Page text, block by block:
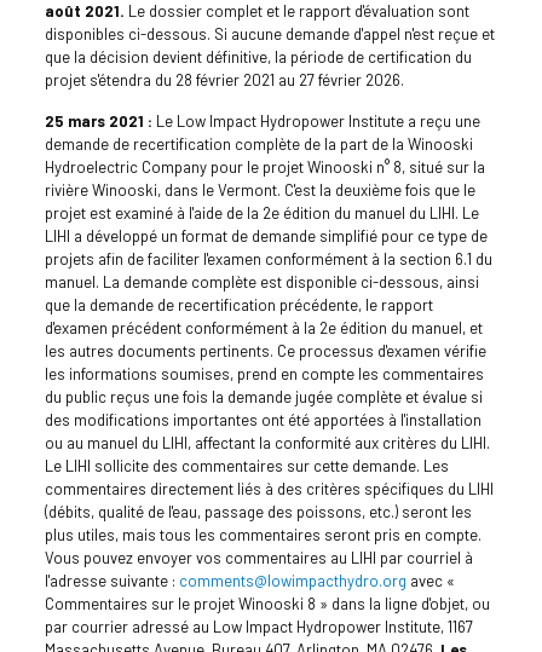
août 2021. Le dossier complet et le rapport d'évaluation sont
disponibles ci-dessous. Si aucune demande d'appel n'est reçue et
que la décision devient définitive, la période de certification du
projet s'étendra du 28 février 2021 au 27 février 2026.
25 mars 2021 : Le Low Impact Hydropower Institute a reçu une
demande de recertification complète de la part de la Winooski
Hydroelectric Company pour le projet Winooski n° 8, situé sur la
rivière Winooski, dans le Vermont. C'est la deuxième fois que le
projet est examiné à l'aide de la 2e édition du manuel du LIHI. Le
LIHI a développé un format de demande simplifié pour ce type de
projets afin de faciliter l'examen conformément à la section 6.1 du
manuel. La demande complète est disponible ci-dessous, ainsi
que la demande de recertification précédente, le rapport
d'examen précédent conformément à la 2e édition du manuel, et
les autres documents pertinents. Ce processus d'examen vérifie
les informations soumises, prend en compte les commentaires
du public reçus une fois la demande jugée complète et évalue si
des modifications importantes ont été apportées à l'installation
ou au manuel du LIHI, affectant la conformité aux critères du LIHI.
Le LIHI sollicite des commentaires sur cette demande. Les
commentaires directement liés à des critères spécifiques du LIHI
(débits, qualité de l'eau, passage des poissons, etc.) seront les
plus utiles, mais tous les commentaires seront pris en compte.
Vous pouvez envoyer vos commentaires au LIHI par courriel à
l'adresse suivante : comments@lowimpacthydro.org avec «
Commentaires sur le projet Winooski 8 » dans la ligne d'objet, ou
par courrier adressé au Low Impact Hydropower Institute, 1167